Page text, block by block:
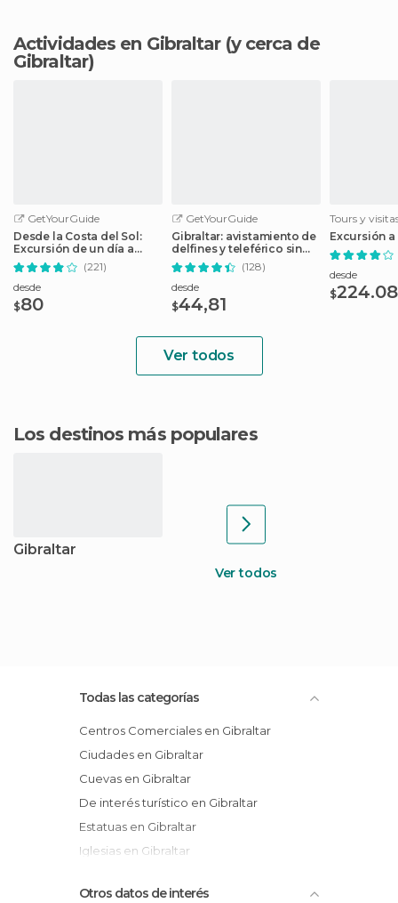
Actividades en Gibraltar(y cerca de
Gibraltar)
GetYourGuide
Desde la Costa del Sol:
Excursión de un día a
Gibraltar
(221)
desde
$80
GetYourGuide
Gibraltar: avistamiento de
delfines y teleférico sin
colas
(128)
desde
$44,81
Tours y
Excursión
desde
$
Ver todos
Los destinos más populares
Gibraltar
Ver todos
Todas las categorías
Centros Comerciales en Gibraltar
Ciudades en Gibraltar
Cuevas en Gibraltar
De interés turístico en Gibraltar
Estatuas en Gibraltar
Iglesias en Gibraltar
Monumentos Históricos en Gibraltar
Otros datos de interés